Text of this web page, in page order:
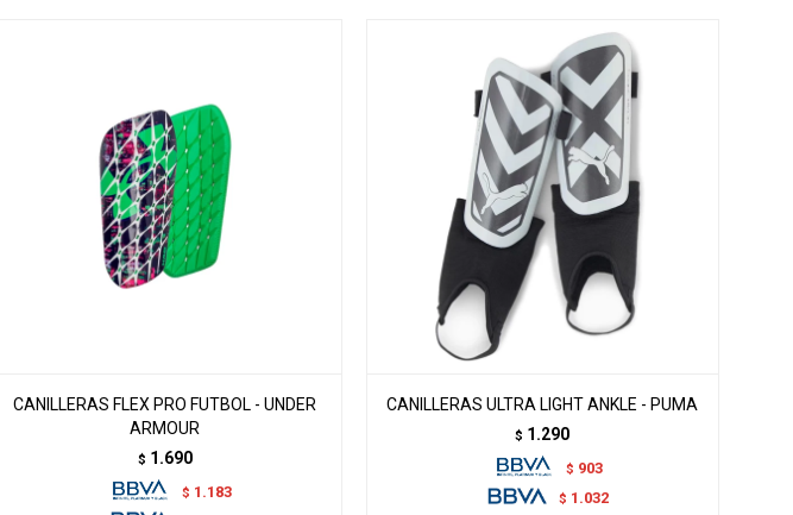
CANILLERAS FLEX PRO FUTBOL - UNDER
ARMOUR
$ 1.690
$ 1.183
CANILLERAS ULTRA LIGHT ANKLE - PUMA
$ 1.290
$ 903
$ 1.032